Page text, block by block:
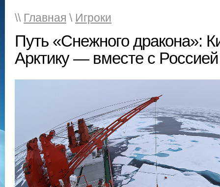
\\ Главная \ Игроки
Путь «Снежного дракона»:
Арктику — вместе с Россией